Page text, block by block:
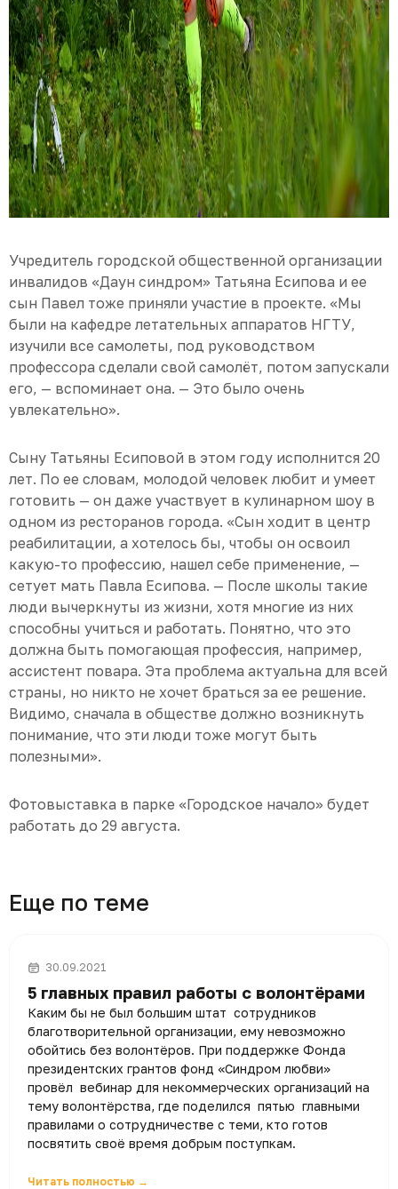
Учредитель городской общественной организации
инвалидов «Даун синдром» Татьяна Есипова и ее
сын Павел тоже приняли участие в проекте. «Мы
были на кафедре летательных аппаратов НГТУ,
изучили все самолеты, под руководством
профессора сделали свой самолёт, потом запускали
его, — вспоминает она. — Это было очень
увлекательно».
Сыну Татьяны Есиповой в этом году исполнится 20
лет. По ее словам, молодой человек любит и умеет
готовить — он даже участвует в кулинарном шоу в
одном из ресторанов города. «Сын ходит в центр
реабилитации, а хотелось бы, чтобы он освоил
какую-то профессию, нашел себе применение, —
сетует мать Павла Есипова. — После школы такие
люди вычеркнуты из жизни, хотя многие из них
способны учиться и работать. Понятно, что это
должна быть помогающая профессия, например,
ассистент повара. Эта проблема актуальна для всей
страны, но никто не хочет браться за ее решение.
Видимо, сначала в обществе должно возникнуть
понимание, что эти люди тоже могут быть
полезными».
Фотовыставка в парке «Городское начало» будет
работать до 29 августа.
Еще по теме
30.09.2021
5 главных правил работы с волонтёрами
Каким бы не был большим штат сотрудников
благотворительной организации, ему невозможно
обойтись без волонтёров. При поддержке Фонда
президентских грантов фонд «Синдром любви»
провёл вебинар для некоммерческих организаций на
тему волонтёрства, где поделился пятью главными
правилами о сотрудничестве с теми, кто готов
посвятить своё время добрым поступкам.
Читать полностью →